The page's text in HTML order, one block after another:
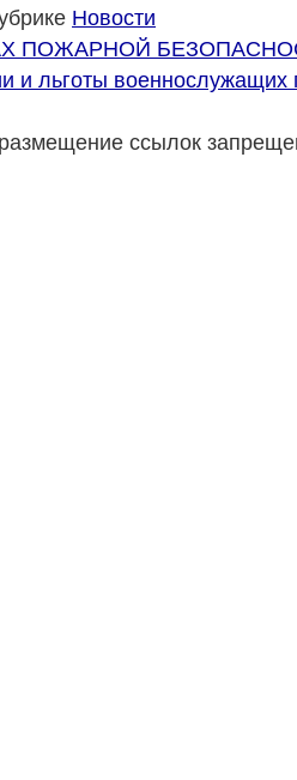
Новости
ПОЖАРНОЙ
и льготы военнослужащих
ссылок